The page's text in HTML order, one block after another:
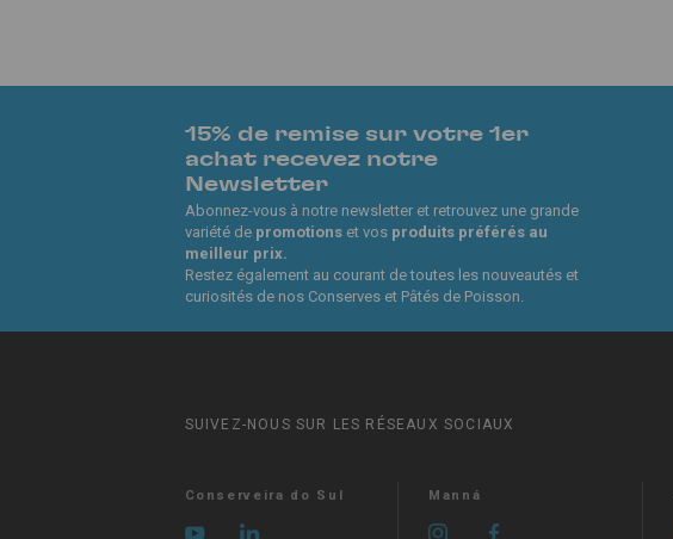
15% de remise sur votre 1er
achat recevez notre
Newsletter
Abonnez-vous à notre newsletter et retrouvez une grande
variété de promotionset vos produits préférés au
meilleur prix.
Restez également au courant de toutes les nouveautés et
curiosités de nos Conserves et Pâtés de Poisson.
SUIVEZ-NOUS SUR LES RÉSEAUX SOCIAUX
Conserveira do Sul Manná